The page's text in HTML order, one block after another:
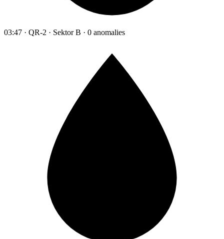
03:47 · QR-2 · Sektor B · 0 anomalies